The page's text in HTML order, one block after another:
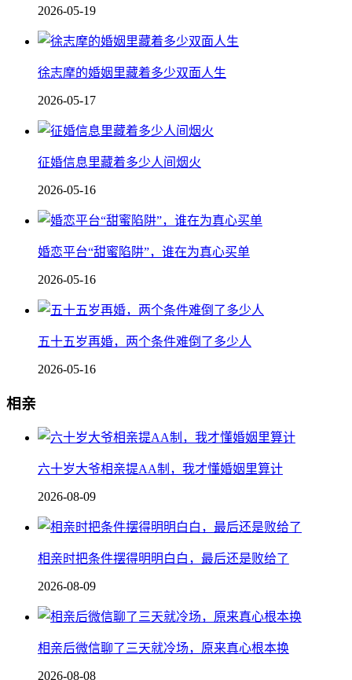
2026-05-19
徐志摩的婚姻里藏着多少双面人生
2026-05-17
征婚信息里藏着多少人间烟火
2026-05-16
婚恋平台“甜蜜陷阱”，谁在为真心买单
2026-05-16
五十五岁再婚，两个条件难倒了多少人
2026-05-16
相亲
六十岁大爷相亲提AA制，我才懂婚姻里算计
2026-08-09
相亲时把条件摆得明明白白，最后还是败给了
2026-08-09
相亲后微信聊了三天就冷场，原来真心根本换
2026-08-08